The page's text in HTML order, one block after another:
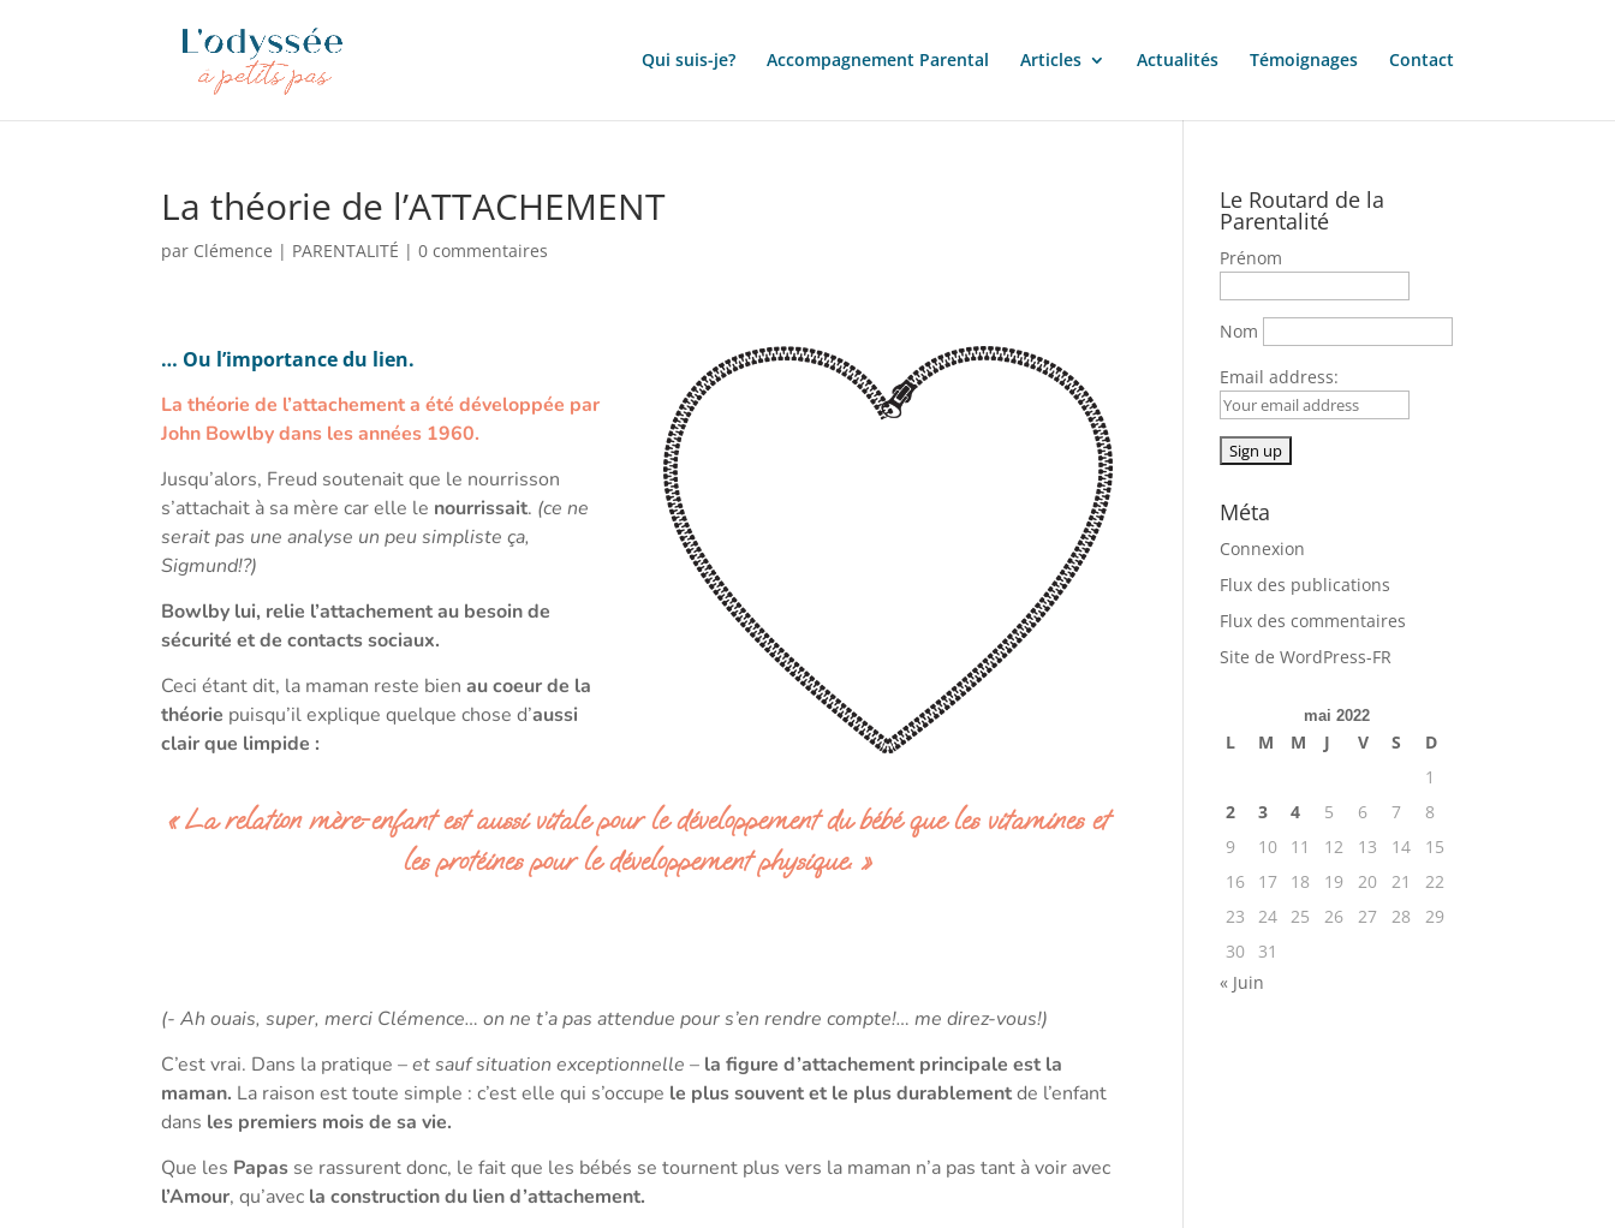
Qui suis-je? Accompagnement Parental Articles Actualités Témoignages Contact
La théorie de l’ATTACHEMENT
par Clémence | PARENTALITÉ |0 commentaires
… Ou l’importance du lien.
La théorie de l’attachement a été développée par
John Bowlby dans les années 1960.
Jusqu’alors, Freud soutenait que le nourrisson
s’attachait à sa mère car elle le nourrissait. (ce ne
serait pas une analyse un peu simpliste ça,
Sigmund!?)
Bowlby lui, relie l’attachement au besoin de
sécurité et de contacts sociaux.
Ceci étant dit, la maman reste bienau coeur de la
théorie puisqu’il explique quelque chose d’aussi
clair que limpide :
« La relation mère-enfant est aussi vitale pour le développement du bébé que les vitamines et
les protéines pour le développement physique. »
(- Ah ouais, super, merci Clémence… on ne t’a pas attendue pour s’en rendre compte!… me direz-vous!)
C’est vrai. Dans la pratique –et sauf situation exceptionnelle – la figure d’attachement principale est la
maman. La raison est toute simple : c’est elle qui s’occupe le plus souvent et le plus durablementde l’enfant
dans les premiers mois de sa vie.
Que les Papas se rassurent donc, le fait que les bébés se tournent plus vers la maman n’a pas tant à voir avec
l’Amour, qu’avec la construction du lien d’attachement.
Le Routard de la
Parentalité
Prénom
Nom
Email address:
Méta
Connexion
Flux des publications
Flux des commentaires
Site de WordPress-FR
mai 2022
L M M J V S
D
1
2
3 4 5 6 7
8
9
10 11 12 13 14
15
16
17 18 19 20 21
22
23
24 25 26 27 28
29
30
31
« Juin